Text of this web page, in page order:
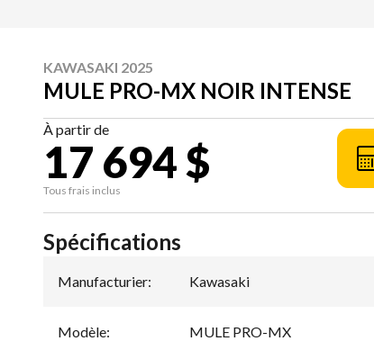
KAWASAKI 2025
MULE PRO-MX NOIR INTENSE
À partir de
17 694 $
Tous frais inclus
Spécifications
Manufacturier: Kawasaki
Modèle: MULE PRO-MX